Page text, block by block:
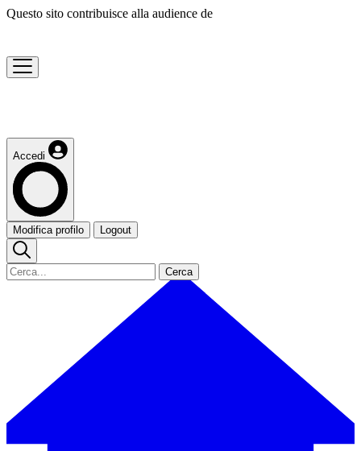
Questo sito contribuisce alla audience de
Accedi
Modifica profilo Logout
Cerca